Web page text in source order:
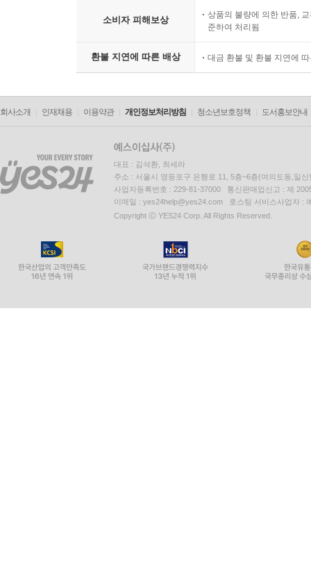
소비자 피해보상
상품의 불량에 의한 반품,
준하여 처리됨
환불 지연에 따른 배상 대금 환불 및 환불 지연에
회사소개 인재채용 이용약관 개인정보처리방침 청소년보호정책 도서홍보안내
대표 : 김석환, 최세라
주소 : 서울시 영등포구 은행로 11, 5층~6층(여의도동,일신
사업자등록번호 : 229-81-37000 통신판매업신고 : 제
이메일 : yes24help@yes24.com 호스팅 서비스사업자 :
Copyright ⓒ YES24 Corp. All Rights Reserved.